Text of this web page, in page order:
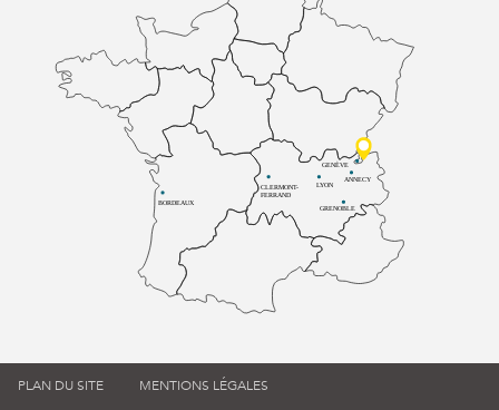
BORDEAUX
CLERMONT-
FERRAND
LYON
ANNECY
GRENOBLE
GENÈVE
PLAN DU SITE MENTIONS LÉGALES